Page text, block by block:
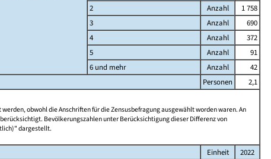
2
Anzahl
1 758
3
Anzahl
690
4
Anzahl
372
5
Anzahl
91
6 und mehr
Anzahl
42
Personen
2,1
obwohl die Anschriften für die Zensusbefragung ausgewählt worden waren. An
Bevölkerungszahlen unter Berücksichtigung dieser Differenz von
dargestellt.
Einheit
2022